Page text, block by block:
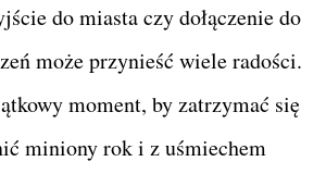
do miasta czy dołączenie do
może przynieść wiele radości.
moment, by zatrzymać się
miniony rok i z uśmiechem